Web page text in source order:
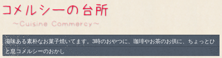
滋味ある素朴なお菓子焼いてます。3時のおやつに、珈琲やお茶のお供に、ちょっとひ
と息コメルシーのおかし